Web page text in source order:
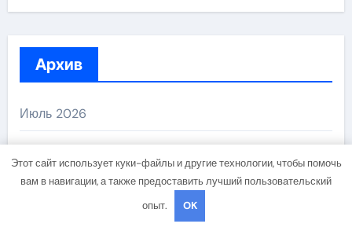
Архив
Июль 2026
Июнь 2026
Этот сайт использует куки-файлы и другие технологии, чтобы помочь
вам в навигации, а также предоставить лучший пользовательский
опыт.
OK